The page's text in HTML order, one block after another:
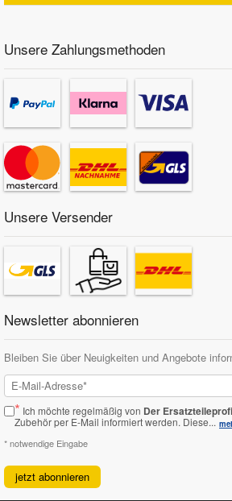
Unsere Zahlungsmethoden
Unsere Versender
Newsletter abonnieren
Bleiben Sie über Neuigkeiten und Angebote
* Ich möchte regelmäßig von Der Ersatzteileprofi
Zubehör per E-Mail informiert werden. Diese...
* notwendige Eingabe
jetzt abonnieren